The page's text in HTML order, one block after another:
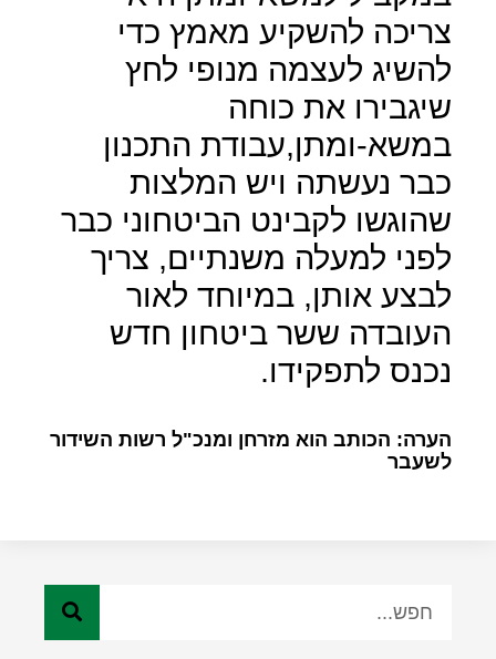
צריכה להשקיע מאמץ כדי
להשיג לעצמה מנופי לחץ
שיגבירו את כוחה
במשא-ומתן,עבודת התכנון
כבר נעשתה ויש המלצות
שהוגשו לקבינט הביטחוני כבר
לפני למעלה משנתיים, צריך
לבצע אותן, במיוחד לאור
העובדה ששר ביטחון חדש
נכנס לתפקידו.
הערה: הכותב הוא מזרחן ומנכ"ל רשות השידור
לשעבר